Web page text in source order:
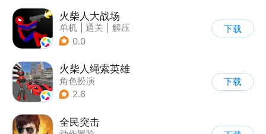
火柴人大战场
单机 通关
解压
| 火柴人
0.0
下载
火柴人绳索英雄
角色扮演
| 第三人称射击
2.6
下载
全民突击